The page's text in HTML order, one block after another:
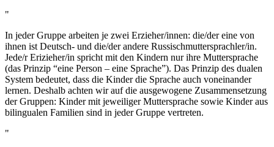
In jeder Gruppe arbeiten je zwei Erzieher/innen: die/der eine von
ihnen ist Deutsch- und die/der andere Russischmuttersprachler/in.
Jede/r Erizieher/in spricht mit den Kindern nur ihre Muttersprache
(das Prinzip “eine Person – eine Sprache”). Das Prinzip des dualen
System bedeutet, dass die Kinder die Sprache auch voneinander
lernen. Deshalb achten wir auf die ausgewogene Zusammensetzung
der Gruppen: Kinder mit jeweiliger Muttersprache sowie Kinder aus
bilingualen Familien sind in jeder Gruppe vertreten.